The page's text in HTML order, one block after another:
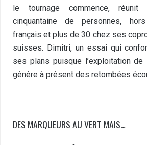
le tournage commence,
cinquantaine de personnes,
français et plus de 30 chez ses
suisses. Dimitri, un essai qui
ses plans puisque l’exploitation
génère à présent des retombées
DES MARQUEURS AU VERT MAIS…